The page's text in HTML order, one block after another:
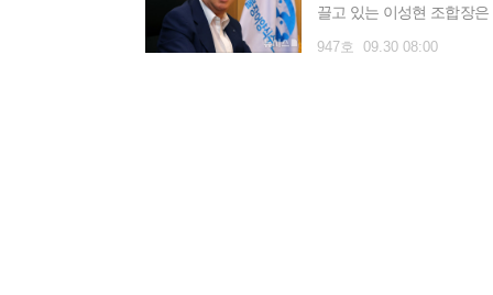
끌고 있는 이성현 조합장
947호 09.30 08:00